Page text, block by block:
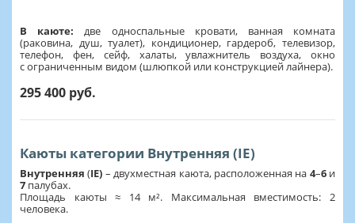
В каюте: две односпальные кровати, ванная комната
(раковина, душ, туалет), кондиционер, гардероб, телевизор,
телефон, фен, сейф, халаты, увлажнитель воздуха, окно
с ограниченным видом (шлюпкой или конструкцией лайнера).
295 400 руб.
Каюты категории Внутренняя (IE)
Внутренняя (IE) – двухместная каюта, расположенная на 4–6и
7 палубах.
Площадь каюты ≈ 14 м². Максимальная вместимость: 2
человека.